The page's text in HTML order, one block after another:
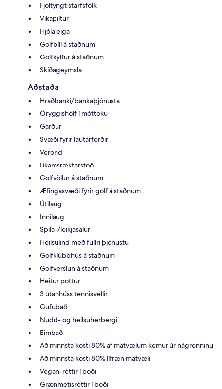
Fjöltyngt starfsfólk
Vikapiltur
Hjólaleiga
Golfbíll á staðnum
Golfkylfur á staðnum
Skíðageymsla
Aðstaða
Hraðbanki/bankaþjónusta
Öryggishólf í móttöku
Garður
Svæði fyrir lautarferðir
Verönd
Líkamsræktarstöð
Golfvöllur á staðnum
Æfingasvæði fyrir golf á staðnum
Útilaug
Innilaug
Spila-/leikjasalur
Heilsulind með fullri þjónustu
Golfklúbbhús á staðnum
Golfverslun á staðnum
Heitur pottur
3 utanhúss tennisvellir
Gufubað
Nudd- og heilsuherbergi
Eimbað
Að minnsta kosti 80% af matvælum kemur úr nágrenninu
Að minnsta kosti 80% lífræn matvæli
Vegan-réttir í boði
Grænmetisréttir í boði